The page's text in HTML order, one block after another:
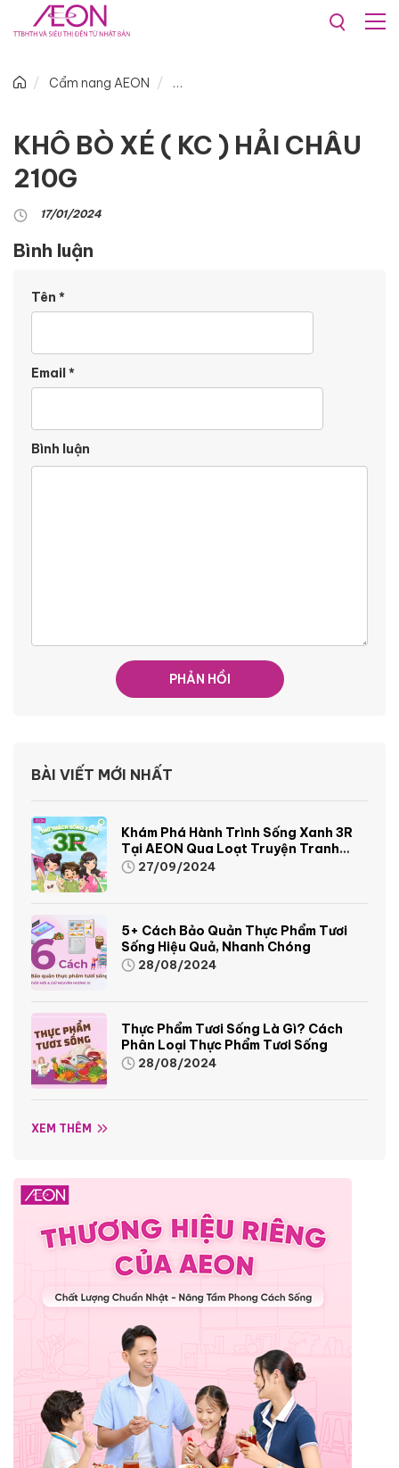
Cẩm nang AEON
KHÔ BÒ XÉ ( KC ) HẢI CHÂU
210G
17/01/2024
Bình luận
Tên *
Email*
Bình luận
BÀI VIẾT MỚI NHẤT
Khám Phá Hành Trình Sống Xanh 3R
Tại AEON Qua Loạt Truyện Tranh
Sinh Động Và Thú Vị
27/09/2024
5+ Cách Bảo Quản Thực Phẩm Tươi
Sống Hiệu Quả, Nhanh Chóng
28/08/2024
Thực Phẩm Tươi Sống Là Gì? Cách
Phân Loại Thực Phẩm Tươi Sống
28/08/2024
XEM THÊM